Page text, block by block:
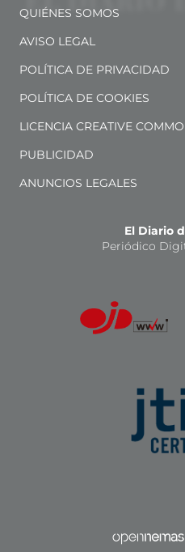
QUIÉNES SOMOS
AVISO LEGAL
POLÍTICA DE PRIVACIDAD
POLÍTICA DE COOKIES
LICENCIA CREATIVE
PUBLICIDAD
ANUNCIOS LEGALES
El Diario
Periódico